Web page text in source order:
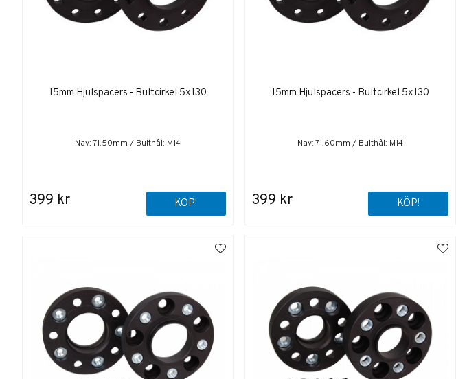
15mm Hjulspacers - Bultcirkel 5x130
Nav: 71.50mm / Bulthål: M14
399 kr KÖP!
15mm Hjulspacers - Bultcirkel 5x130
Nav: 71.60mm / Bulthål: M14
399 kr KÖP!